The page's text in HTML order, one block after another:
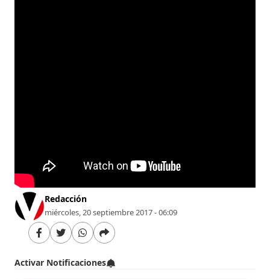
Redacción
miércoles, 20 septiembre 2017 - 06:09
Activar Notificaciones